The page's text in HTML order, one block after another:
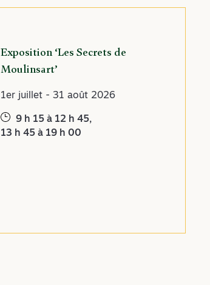
Exposition ‘Les Secrets de
Moulinsart’
1er juillet - 31 août 2026
9 h 15 à 12 h 45,
13 h 45 à 19 h 00